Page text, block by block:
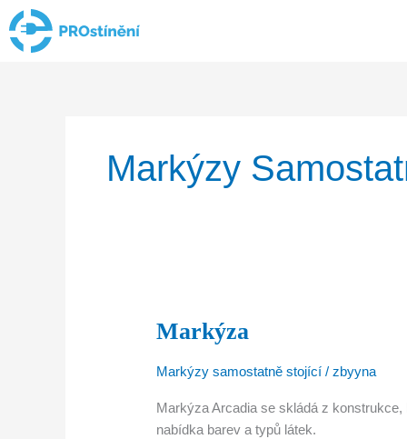
Přeskočit
na
obsah
Markýzy
Markýza
Markýzy samostatně stojící /zbyyna
Markýza Arcadia se skládá z
nabídka barev a typů látek.
Markýza